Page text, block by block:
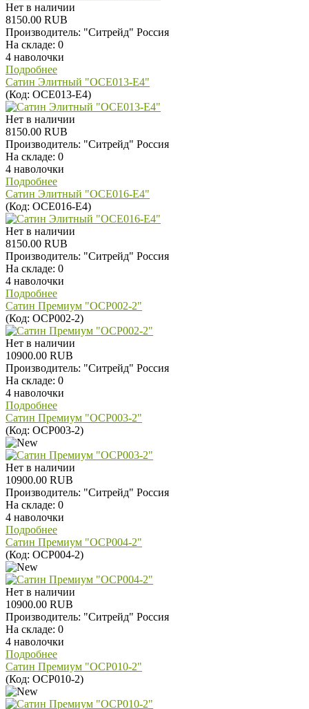
Нет в наличии
8150.00 RUB
Производитель: "Ситрейд" Россия
На складе: 0
4 наволочки
Подробнее
Сатин Элитный "OCE013-E4"
(Код: OCE013-E4)
Нет в наличии
8150.00 RUB
Производитель: "Ситрейд" Россия
На складе: 0
4 наволочки
Подробнее
Сатин Элитный "OCE016-E4"
(Код: OCE016-E4)
Нет в наличии
8150.00 RUB
Производитель: "Ситрейд" Россия
На складе: 0
4 наволочки
Подробнее
Сатин Премиум "OCP002-2"
(Код: OCP002-2)
Нет в наличии
10900.00 RUB
Производитель: "Ситрейд" Россия
На складе: 0
4 наволочки
Подробнее
Сатин Премиум "OCP003-2"
(Код: OCP003-2)
Нет в наличии
10900.00 RUB
Производитель: "Ситрейд" Россия
На складе: 0
4 наволочки
Подробнее
Сатин Премиум "OCP004-2"
(Код: OCP004-2)
Нет в наличии
10900.00 RUB
Производитель: "Ситрейд" Россия
На складе: 0
4 наволочки
Подробнее
Сатин Премиум "OCP010-2"
(Код: OCP010-2)